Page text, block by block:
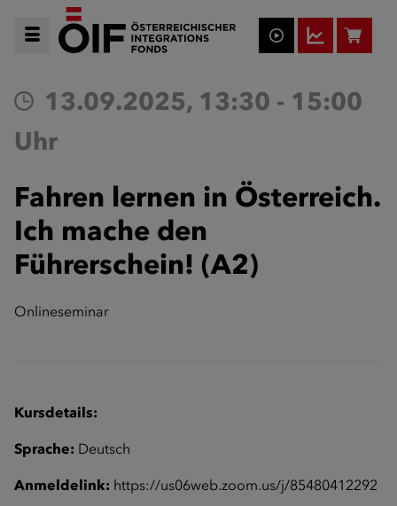
13.09.2025, 13:30 - 15:00
Uhr
Fahren lernen in Österreich.
Ich mache den
Führerschein! (A2)
Onlineseminar
Kursdetails:
Sprache: Deutsch
Anmeldelink: https://us06web.zoom.us/j/85480412292